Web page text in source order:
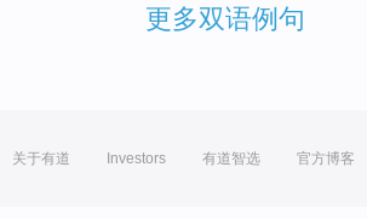
更多双语例句
关于有道 Investors 有道智选 官方博客